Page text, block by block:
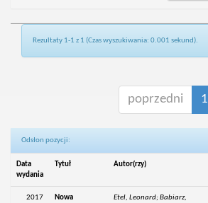
Rezultaty 1-1 z 1 (Czas wyszukiwania: 0.001 sekund).
poprzedni 1
Odsłon pozycji:
Data
wydania
Tytuł Autor(rzy)
2017
Nowa
Etel, Leonard; Babiarz,